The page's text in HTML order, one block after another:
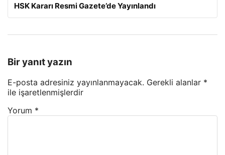
HSK Kararı Resmi Gazete’de Yayınlandı
Bir yanıt yazın
E-posta adresiniz yayınlanmayacak. Gerekli alanlar *
ile işaretlenmişlerdir
Yorum *